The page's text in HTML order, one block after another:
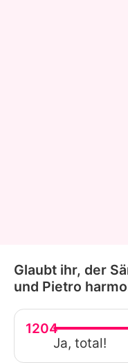
Glaubt ihr, der
und Pietro
1204
Ja, total!